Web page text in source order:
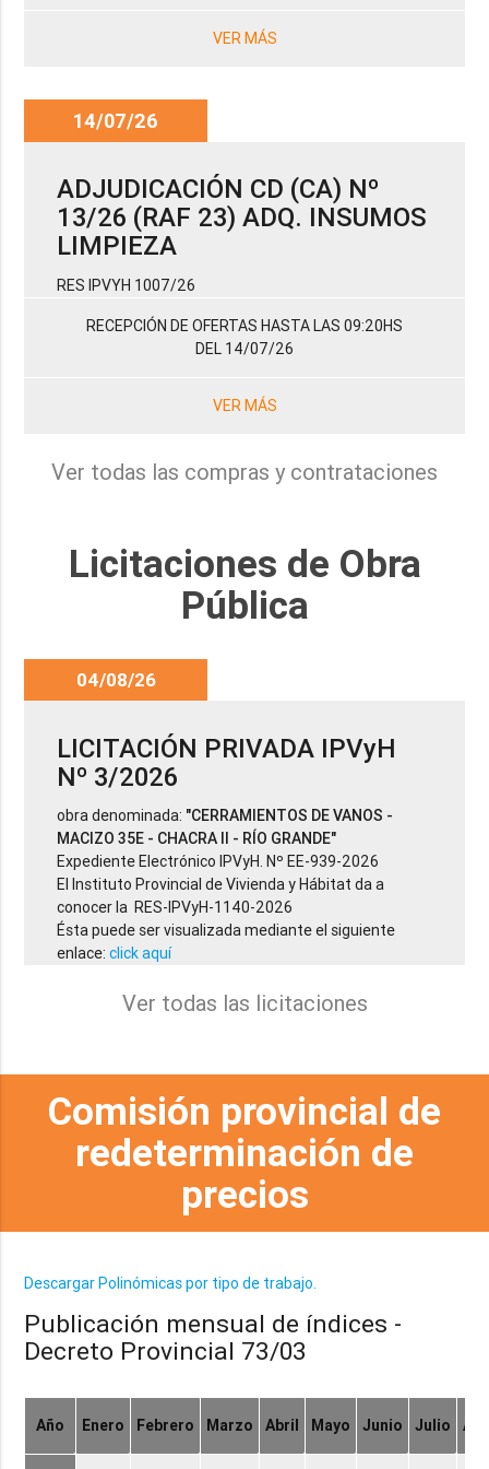
VER MÁS
14/07/26
ADJUDICACIÓN CD (CA) Nº
13/26 (RAF 23) ADQ. INSUMOS
LIMPIEZA
RES IPVYH 1007/26
RECEPCIÓN DE OFERTAS HASTA LAS 09:20HS
DEL 14/07/26
VER MÁS
Ver todas las compras y contrataciones
Licitaciones de Obra
Pública
04/08/26
LICITACIÓN PRIVADA IPVyH
Nº 3/2026
obra denominada: "CERRAMIENTOS DE VANOS -
MACIZO 35E - CHACRA II - RÍO GRANDE"
Expediente Electrónico IPVyH. Nº EE-939-2026
El Instituto Provincial de Vivienda y Hábitat da a
conocer la RES-IPVyH-1140-2026
Ésta puede ser visualizada mediante el siguiente
enlace:click aquí
Ver todas las licitaciones
Comisión provincial de
redeterminación de
precios
Descargar Polinómicas por tipo de trabajo.
Publicación mensual de índices -
Decreto Provincial 73/03
Año Enero Febrero Marzo Abril Mayo Junio Julio